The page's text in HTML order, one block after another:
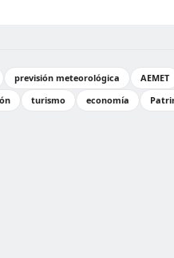
previsión meteorológica AEMET
turismo economía